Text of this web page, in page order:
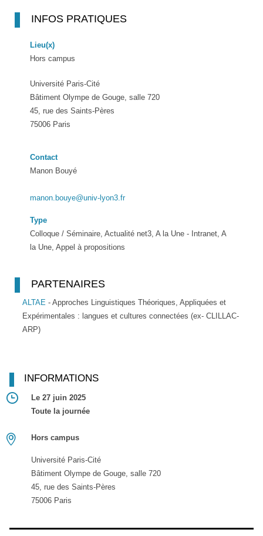
INFOS PRATIQUES
Lieu(x)
Hors campus
Université Paris-Cité
Bâtiment Olympe de Gouge, salle 720
45, rue des Saints-Pères
75006 Paris
Contact
Manon Bouyé
manon.bouye@univ-lyon3.fr
Type
Colloque / Séminaire, Actualité net3, A la Une - Intranet, A
la Une, Appel à propositions
PARTENAIRES
ALTAE - Approches Linguistiques Théoriques, Appliquées et
Expérimentales : langues et cultures connectées (ex- CLILLAC-
ARP)
INFORMATIONS
Le 27 juin 2025
Toute la journée
Hors campus
Université Paris-Cité
Bâtiment Olympe de Gouge, salle 720
45, rue des Saints-Pères
75006 Paris